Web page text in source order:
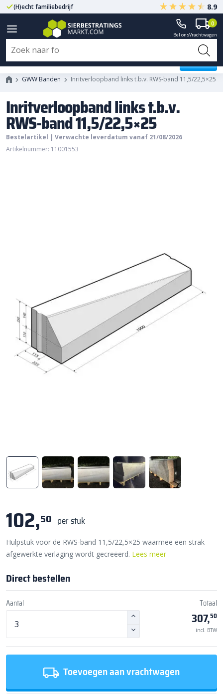
(H)echt familiebedrijf Gegarandeerd A-kwaliteit
8.9
Bel onsVrachtwagen
0
GWW Banden Inritverloopband links t.b.v. RWS-band 11,5/22,5×25
Inritverloopband links t.b.v.
RWS-band 11,5/22,5×25
Bestelartikel | Verwachte leverdatum vanaf 21/08/2026
Artikelnummer: 11001553
102,50 per stuk
Hulpstuk voor de RWS-band 11,5/22,5×25 waarmee een strak
afgewerkte verlaging wordt gecreëerd. Lees meer
Direct bestellen
Aantal Totaal
307,50
incl. BTW
Toevoegen aan vrachtwagen
Inritverloopband links t.b.v. RWS-
band 11,5/22,5x25